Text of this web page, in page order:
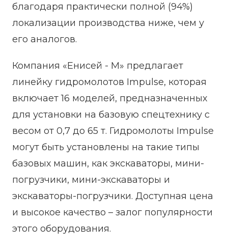
благодаря практически полной (94%)
локализации производства ниже, чем у
его аналогов.
Компания «Енисей - М» предлагает
линейку гидромолотов Impulse, которая
включает 16 моделей, предназначенных
для установки на базовую спецтехнику с
весом от 0,7 до 65 т. Гидромолоты Impulse
могут быть установлены на такие типы
базовых машин, как экскаваторы, мини-
погрузчики, мини-экскаваторы и
экскаваторы-погрузчики. Доступная цена
и высокое качество – залог популярности
этого оборудования.